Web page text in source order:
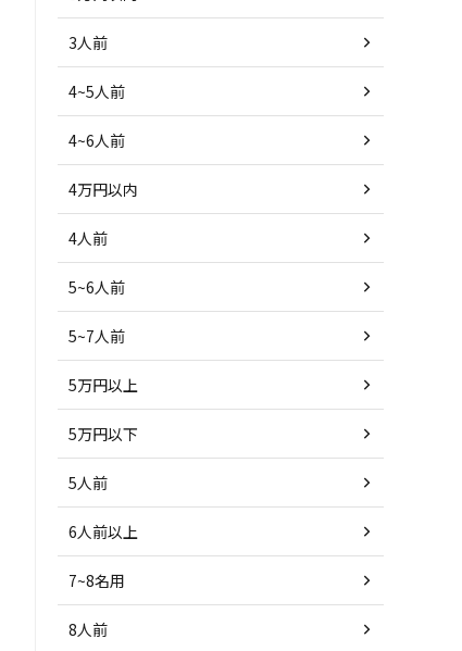
3人前
4~5人前
4~6人前
4万円以内
4人前
5~6人前
5~7人前
5万円以上
5万円以下
5人前
6人前以上
7~8名用
8人前